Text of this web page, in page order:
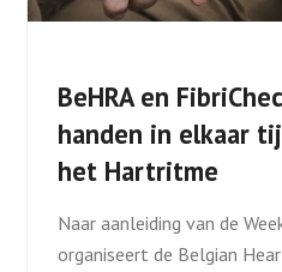
BeHRA en
handen in elkaar
het Hartritme
Naar aanleiding van de
organiseert de Belgian